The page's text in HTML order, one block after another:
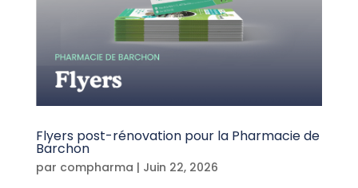
Flyers post-rénovation pour la Pharmacie de
Barchon
par compharma | Juin 22, 2026